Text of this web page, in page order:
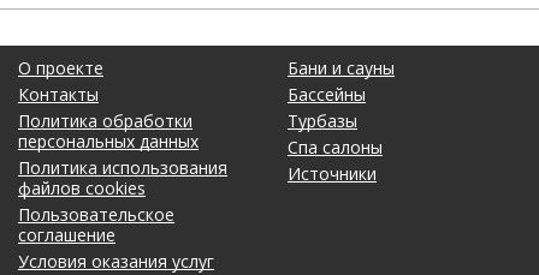
О проекте
Контакты
Политика обработки
персональных данных
Политика использования
файлов cookies
Пользовательское
соглашение
Условия оказания услуг
Бани и сауны
Бассейны
Турбазы
Спа салоны
Источники